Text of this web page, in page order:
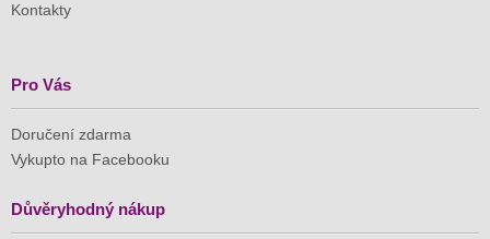
Kontakty
Pro Vás
Doručení zdarma
Vykupto na Facebooku
Důvěryhodný nákup